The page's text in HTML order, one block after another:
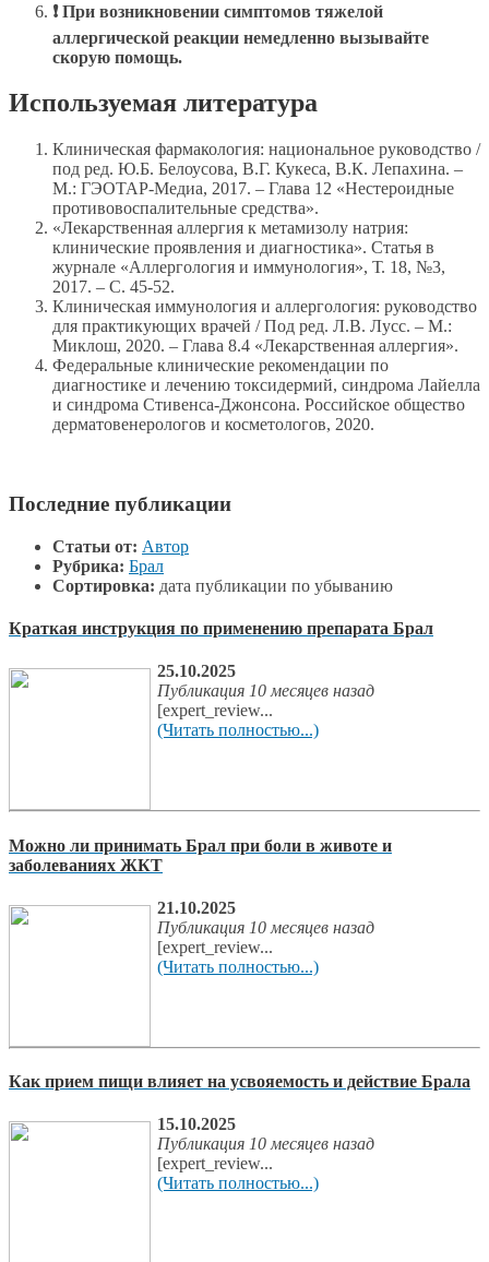
❗ При возникновении симптомов тяжелой
аллергической реакции немедленно вызывайте
скорую помощь.
Используемая литература
Клиническая фармакология: национальное руководство /
под ред. Ю.Б. Белоусова, В.Г. Кукеса, В.К. Лепахина. –
М.: ГЭОТАР-Медиа, 2017. – Глава 12 «Нестероидные
противовоспалительные средства».
«Лекарственная аллергия к метамизолу натрия:
клинические проявления и диагностика». Статья в
журнале «Аллергология и иммунология», Т. 18, №3,
2017. – С. 45-52.
Клиническая иммунология и аллергология: руководство
для практикующих врачей / Под ред. Л.В. Лусс. – М.:
Миклош, 2020. – Глава 8.4 «Лекарственная аллергия».
Федеральные клинические рекомендации по
диагностике и лечению токсидермий, синдрома Лайелла
и синдрома Стивенса-Джонсона. Российское общество
дерматовенерологов и косметологов, 2020.
Последние публикации
Статьи от: Автор
Рубрика: Брал
Сортировка: дата публикации по убыванию
Краткая инструкция по применению препарата Брал
25.10.2025
Публикация 10 месяцев назад
[expert_review...
(Читать полностью...)
Можно ли принимать Брал при боли в животе и
заболеваниях ЖКТ
21.10.2025
Публикация 10 месяцев назад
[expert_review...
(Читать полностью...)
Как прием пищи влияет на усвояемость и действие Брала
15.10.2025
Публикация 10 месяцев назад
[expert_review...
(Читать полностью...)